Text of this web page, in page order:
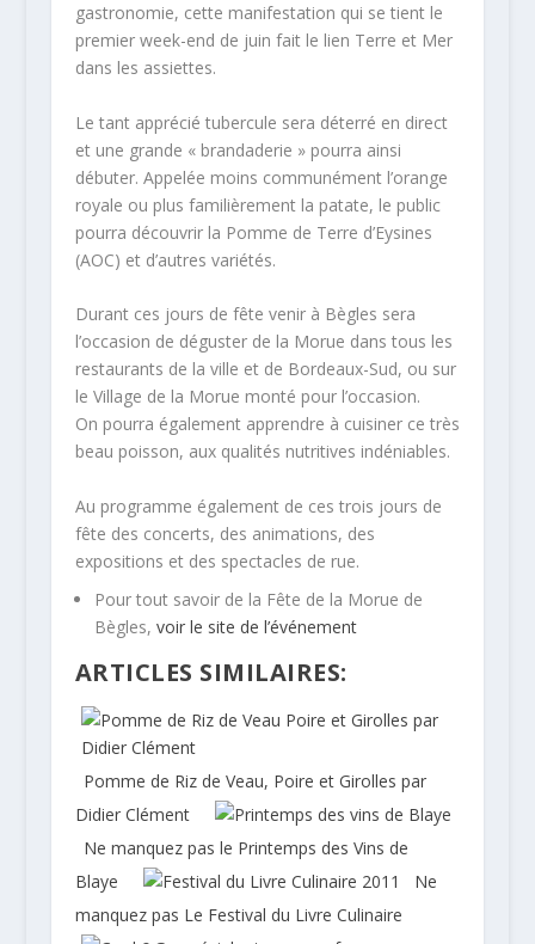
gastronomie, cette manifestation qui se tient le
premier week-end de juin fait le lien Terre et Mer
dans les assiettes.
Le tant apprécié tubercule sera déterré en direct
et une grande « brandaderie » pourra ainsi
débuter. Appelée moins communément l’orange
royale ou plus familièrement la patate, le public
pourra découvrir la Pomme de Terre d’Eysines
(AOC) et d’autres variétés.
Durant ces jours de fête venir à Bègles sera
l’occasion de déguster de la Morue dans tous les
restaurants de la ville et de Bordeaux-Sud, ou sur
le Village de la Morue monté pour l’occasion.
On pourra également apprendre à cuisiner ce très
beau poisson, aux qualités nutritives indéniables.
Au programme également de ces trois jours de
fête des concerts, des animations, des
expositions et des spectacles de rue.
Pour tout savoir de la Fête de la Morue de
Bègles, voir le site de l’événement
ARTICLES SIMILAIRES:
Pomme de Riz de Veau, Poire et Girolles par
Didier Clément
Ne manquez pas le Printemps des Vins de
Blaye
Ne
manquez pas Le Festival du Livre Culinaire